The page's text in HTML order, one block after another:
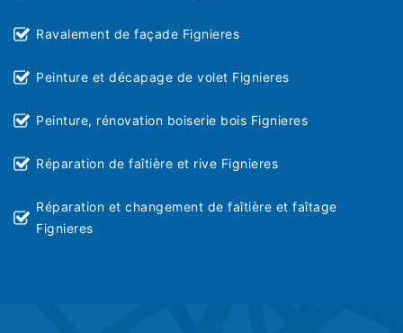
Ravalement de façade Fignieres
Peinture et décapage de volet Fignieres
Peinture, rénovation boiserie bois Fignieres
Réparation de faîtière et rive Fignieres
Réparation et changement de faîtière et faîtage
Fignieres